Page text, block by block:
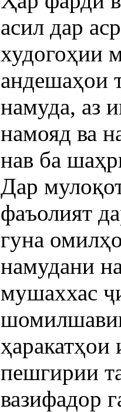
асил дар
худогоҳии
андешаҳои
намуда, аз
намояд ва
нав ба
Дар
фаъолият
гуна
намудани
мушаххас
пешгирии
вазифадор